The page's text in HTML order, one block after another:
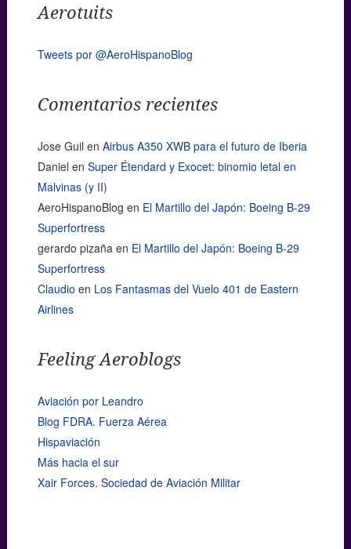
Aerotuits
Tweets por @AeroHispanoBlog
Comentarios recientes
Jose Guil en Airbus A350 XWB para el futuro de Iberia
Daniel en Super Étendard y Exocet: binomio letal en
Malvinas (y II)
AeroHispanoBlog en El Martillo del Japón: Boeing B-29
Superfortress
gerardo pizañaen El Martillo del Japón: Boeing B-29
Superfortress
Claudio en Los Fantasmas del Vuelo 401 de Eastern
Airlines
Feeling Aeroblogs
Aviación por Leandro
Blog FDRA. Fuerza Aérea
Hispaviación
Más hacia el sur
Xair Forces. Sociedad de Aviación Militar